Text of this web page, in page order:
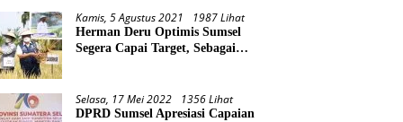
Kamis, 5 Agustus 2021 1987 Lihat
Herman Deru Optimis Sumsel
Segera Capai Target, Sebagai
Selasa, 17 Mei 2022 1356 Lihat
DPRD Sumsel Apresiasi Capaian